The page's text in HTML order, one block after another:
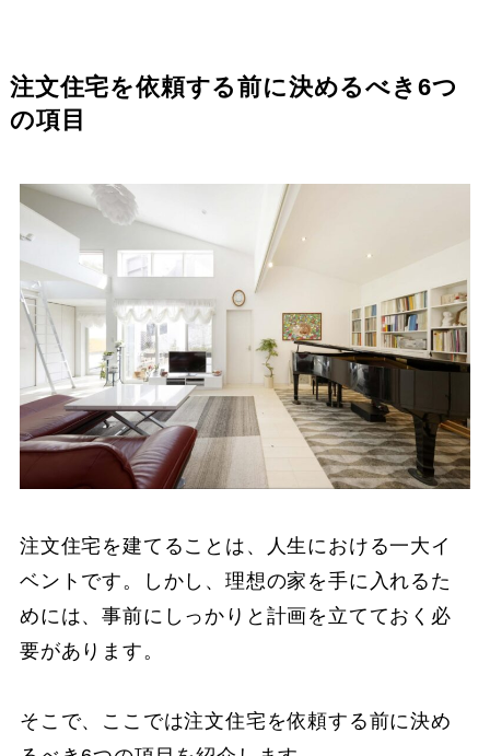
注文住宅を依頼する前に決めるべき6つ
の項目
注文住宅を建てることは、人生における一大イ
ベントです。しかし、理想の家を手に入れるた
めには、事前にしっかりと計画を立てておく必
要があります。
そこで、ここでは注文住宅を依頼する前に決め